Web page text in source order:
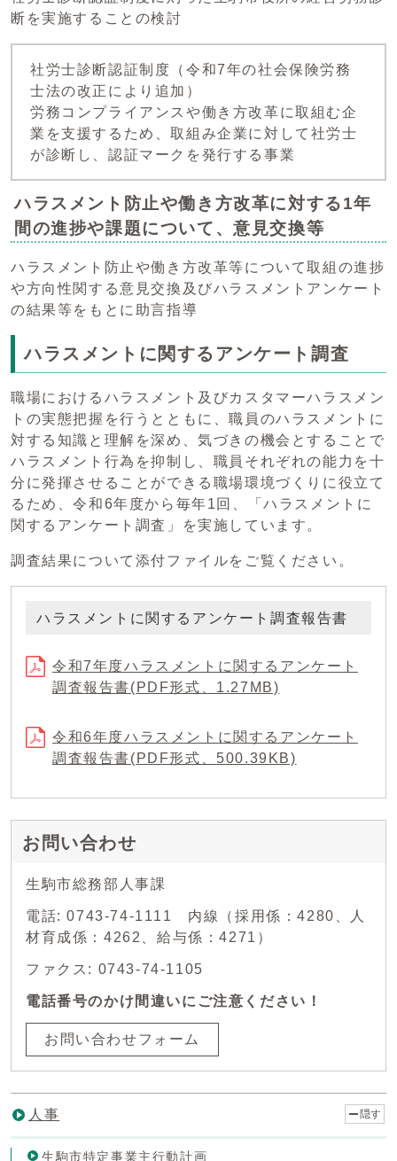
断を実施することの検討
社労士診断認証制度（令和7年の社会保険労務
士法の改正により追加）
労務コンプライアンスや働き方改革に取組む企
業を支援するため、取組み企業に対して社労士
が診断し、認証マークを発行する事業
ハラスメント防止や働き方改革に対する1年
間の進捗や課題について、意見交換等
ハラスメント防止や働き方改革等について取組の進捗
や方向性関する意見交換及びハラスメントアンケート
の結果等をもとに助言指導
ハラスメントに関するアンケート調査
職場におけるハラスメント及びカスタマーハラスメン
トの実態把握を行うとともに、職員のハラスメントに
対する知識と理解を深め、気づきの機会とすることで
ハラスメント行為を抑制し、職員それぞれの能力を十
分に発揮させることができる職場環境づくりに役立て
るため、令和6年度から毎年1回、「ハラスメントに
関するアンケート調査」を実施しています。
調査結果について添付ファイルをご覧ください。
ハラスメントに関するアンケート調査報告書
令和7年度ハラスメントに関するアンケート
調査報告書(PDF形式、1.27MB)
令和6年度ハラスメントに関するアンケート
調査報告書(PDF形式、500.39KB)
お問い合わせ
生駒市総務部人事課
電話: 0743-74-1111 内線（採用係：4280、人
材育成係：4262、給与係：4271）
ファクス: 0743-74-1105
電話番号のかけ間違いにご注意ください！
お問い合わせフォーム
人事 隠す
生駒市特定事業主行動計画